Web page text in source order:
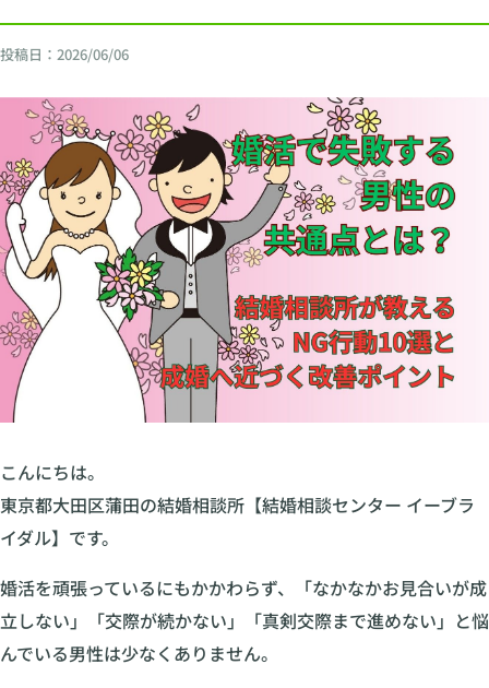
投稿日： 2026/06/06
こんにちは。
東京都大田区蒲田の結婚相談所【結婚相談センター イーブラ
イダル】です。
婚活を頑張っているにもかかわらず、「なかなかお見合いが成
立しない」「交際が続かない」「真剣交際まで進めない」と悩
んでいる男性は少なくありません。